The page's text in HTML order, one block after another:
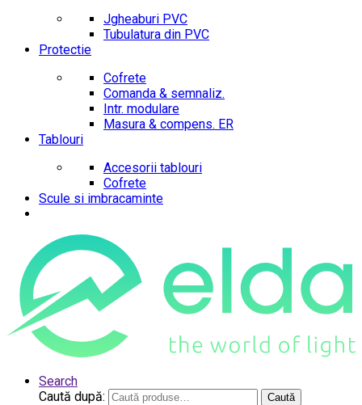
Jgheaburi PVC
Tubulatura din PVC
Protectie
Cofrete
Comanda & semnaliz.
Intr. modulare
Masura & compens. ER
Tablouri
Accesorii tablouri
Cofrete
Scule si imbracaminte
Search
Caută după:
Caută